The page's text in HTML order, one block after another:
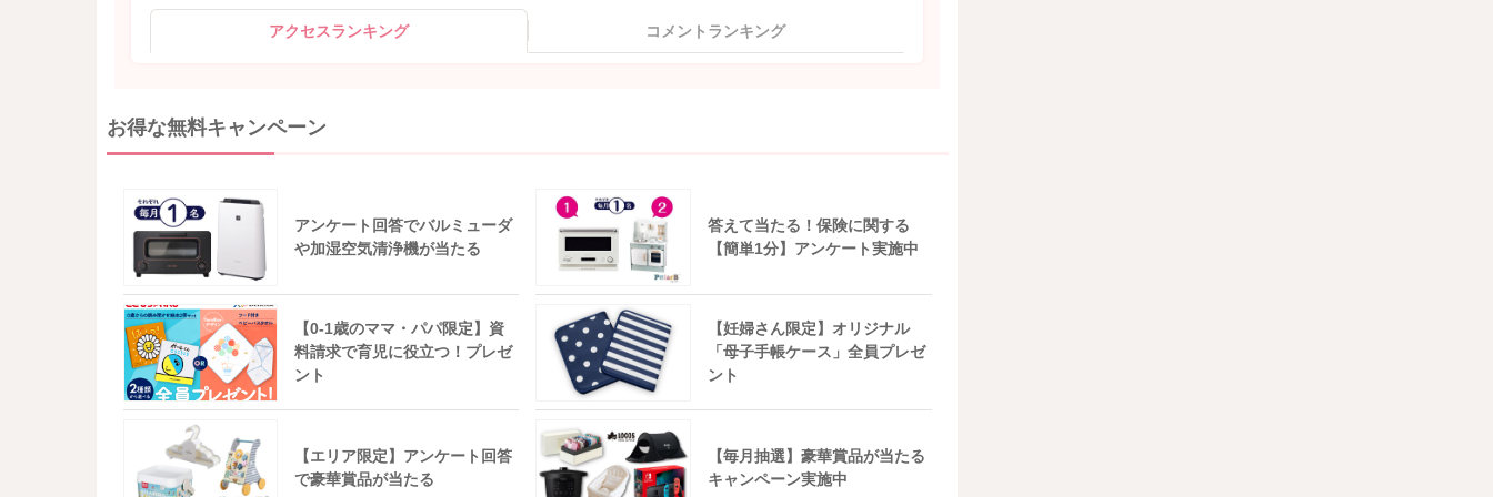
アクセスランキング コメントランキング
お得な無料キャンペーン
アンケート回答でバルミューダ
や加湿空気清浄機が当たる
答えて当たる！保険に関する
【簡単1分】アンケート実施中
【0-1歳のママ・パパ限定】資
料請求で育児に役立つ！プレゼ
ント
【妊婦さん限定】オリジナル
「母子手帳ケース」全員プレゼ
ント
【エリア限定】アンケート回答
で豪華賞品が当たる
【毎月抽選】豪華賞品が当たる
キャンペーン実施中